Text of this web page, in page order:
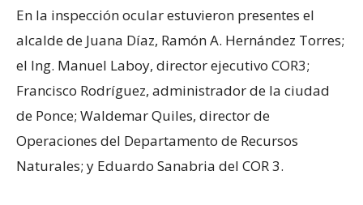
En la inspección ocular estuvieron presentes el
alcalde de Juana Díaz, Ramón A. Hernández Torres;
el Ing. Manuel Laboy, director ejecutivo COR3;
Francisco Rodríguez, administrador de la ciudad
de Ponce; Waldemar Quiles, director de
Operaciones del Departamento de Recursos
Naturales; y Eduardo Sanabria del COR 3.